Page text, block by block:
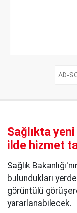
Sağlıkta
ilde hizmet
Sağlık
bulundukları
görüntülü
yararlanabilecek.